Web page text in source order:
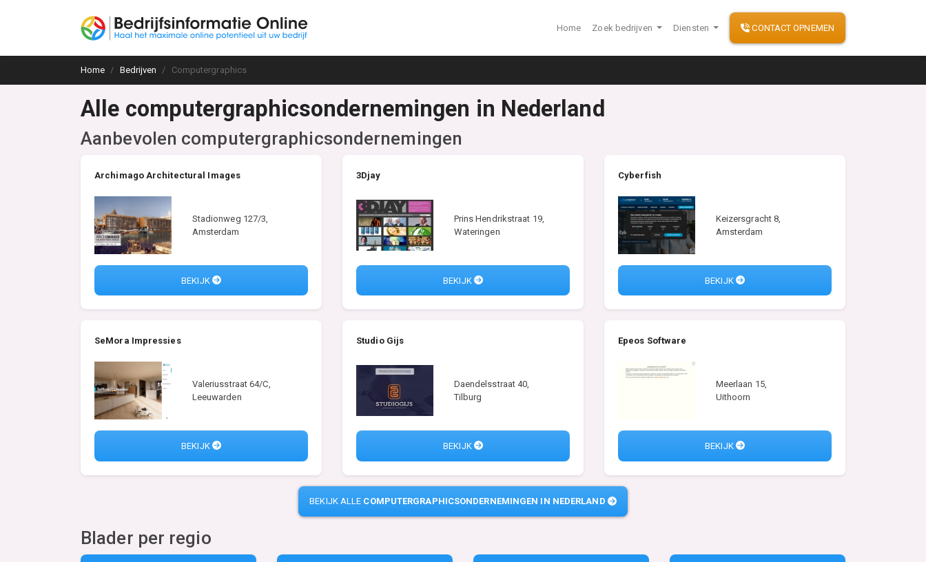
Home Zoek bedrijven Diensten CONTACT OPNEMEN
Home Bedrijven Computergraphics
Alle computergraphicsondernemingen in Nederland
Aanbevolen computergraphicsondernemingen
Archimago Architectural Images
Stadionweg 127/3,
Amsterdam
BEKIJK
3Djay
Prins Hendrikstraat 19,
Wateringen
BEKIJK
Cyberfish
Keizersgracht 8,
Amsterdam
BEKIJK
SeMora Impressies
Valeriusstraat 64/C,
Leeuwarden
BEKIJK
Studio Gijs
Daendelsstraat 40,
Tilburg
BEKIJK
Epeos Software
Meerlaan 15,
Uithoorn
BEKIJK
BEKIJK ALLE COMPUTERGRAPHICSONDERNEMINGEN IN NEDERLAND
Blader per regio